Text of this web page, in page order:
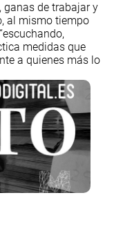
ganas de trabajar y
al mismo tiempo
medidas que
a quienes más lo